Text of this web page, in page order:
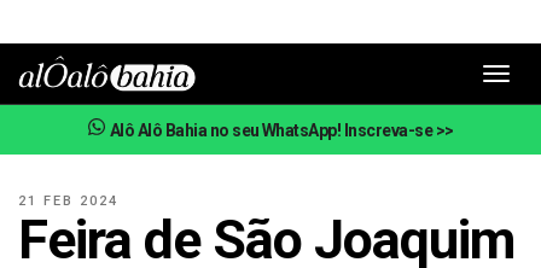
Alô Alô Bahia no seu WhatsApp! Inscreva-se >>
21 FEB 2024
Feira de São Joaquim